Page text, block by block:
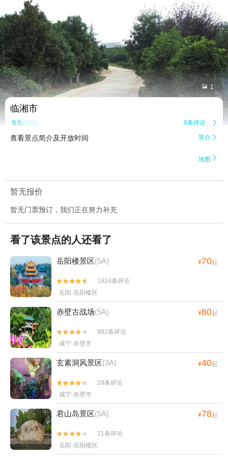
 1
临湘市
暂无点评 0条评论 
查看景点简介及开放时间 简介 
地图 
暂无报价
暂无门票预订，我们正在努力补充
看了该景点的人还看了
岳阳楼景区(5A) ¥70起


1824条评论
岳阳·岳阳楼区
赤壁古战场(5A) ¥80起


992条评论
咸宁·赤壁市
玄素洞风景区(3A) ¥40起


28条评论
咸宁·赤壁市
君山岛景区(5A) ¥78起


21条评论
岳阳·岳阳楼区
